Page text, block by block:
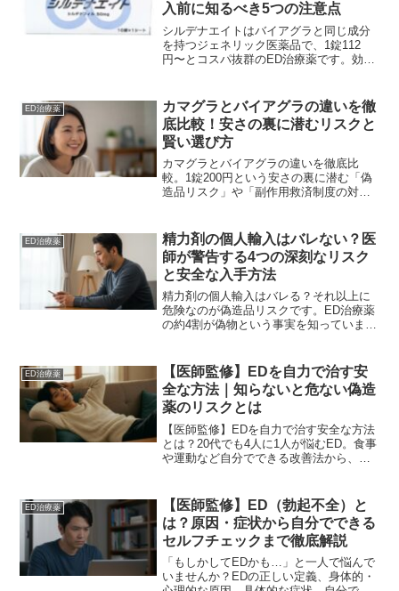
入前に知るべき5つの注意点
シルデナエイトはバイアグラと同じ成分
を持つジェネリック医薬品で、1錠112
円〜とコスパ抜群のED治療薬です。効
使用するための5つの注意点を知り、後悔
しない選択をしましょう。
ED治療薬
カマグラとバイアグラの違いを徹
底比較！安さの裏に潜むリスクと
賢い選び方
カマグラとバイアグラの違いを徹底比
較。1錠200円という安さの裏に潜む「偽
造品リスク」や「副作用救済制度の対象
ジェネリックの賢い選び方を知り、夜の
自信を安全に取り戻しましょう。
ED治療薬
精力剤の個人輸入はバレない？医
師が警告する4つの深刻なリスク
と安全な入手方法
精力剤の個人輸入はバレる？それ以上に
危険なのが偽造品リスクです。ED治療薬
の約4割が偽物という事実を知っています
ず安全に悩みを解決できる唯一の方法を
解説します。
ED治療薬
【医師監修】EDを自力で治す安
全な方法｜知らないと危ない偽造
薬のリスクとは
【医師監修】EDを自力で治す安全な方法
とは？20代でも4人に1人が悩むED。食事
や運動など自分でできる改善法から、ネ
い知識を。
ED治療薬
【医師監修】ED（勃起不全）と
は？原因・症状から自分でできる
セルフチェックまで徹底解説
「もしかしてEDかも…」と一人で悩んで
いませんか？EDの正しい定義、身体的・